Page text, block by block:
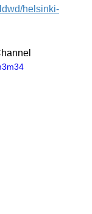
helsinki-